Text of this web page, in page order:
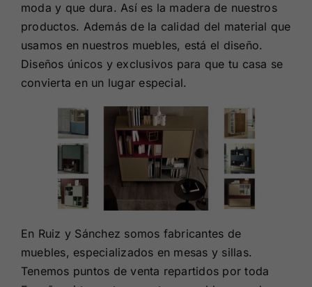
moda y que dura. Así es la madera de nuestros
productos. Además de la calidad del material que
usamos en nuestros muebles, está el diseño.
Diseños únicos y exclusivos para que tu casa se
convierta en un lugar especial.
En Ruiz y Sánchez somos fabricantes de
muebles, especializados en mesas y sillas.
Tenemos puntos de venta repartidos por toda